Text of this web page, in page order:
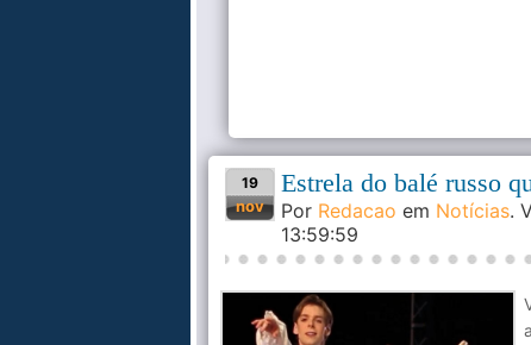
19
nov
Estrela do balé russo
Por Redacao em Notícias.
13:59:59